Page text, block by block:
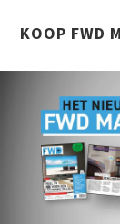
KOOP FWD